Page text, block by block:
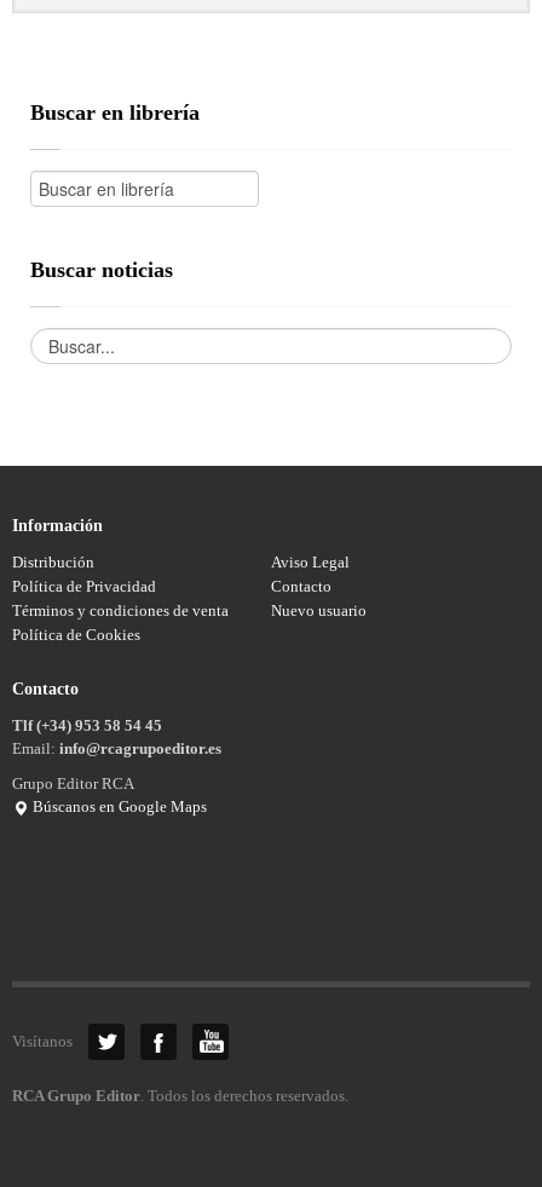
Buscar en librería
Buscar noticias
Información
Distribución
Aviso Legal
Política de Privacidad
Contacto
Términos y condiciones de venta
Nuevo usuario
Política de Cookies
Contacto
Tlf (+34) 953 58 54 45
Email: info@rcagrupoeditor.es
Grupo Editor RCA
Búscanos en Google Maps
Visítanos
RCA Grupo Editor. Todos los derechos reservados.